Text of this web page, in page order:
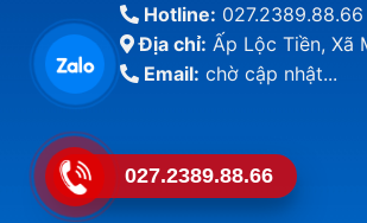
Hotline: 027.2389.88.66
Địa chỉ: Ấp Lộc Tiền, Xã
Email: chờ cập nhật...
027.2389.88.66